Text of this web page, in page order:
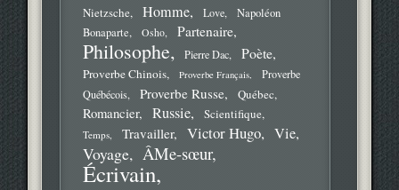
Nietzsche
Homme Love
Napoléon
Bonaparte
Osho Partenaire
Philosophe Pierre Dac Poète
Proverbe Chinois Proverbe Français
Proverbe
Québécois
Proverbe Russe Québec
Romancier Russie Scientifique
Temps Travailler Victor Hugo Vie
Voyage ÂMe-sœur
Écrivain